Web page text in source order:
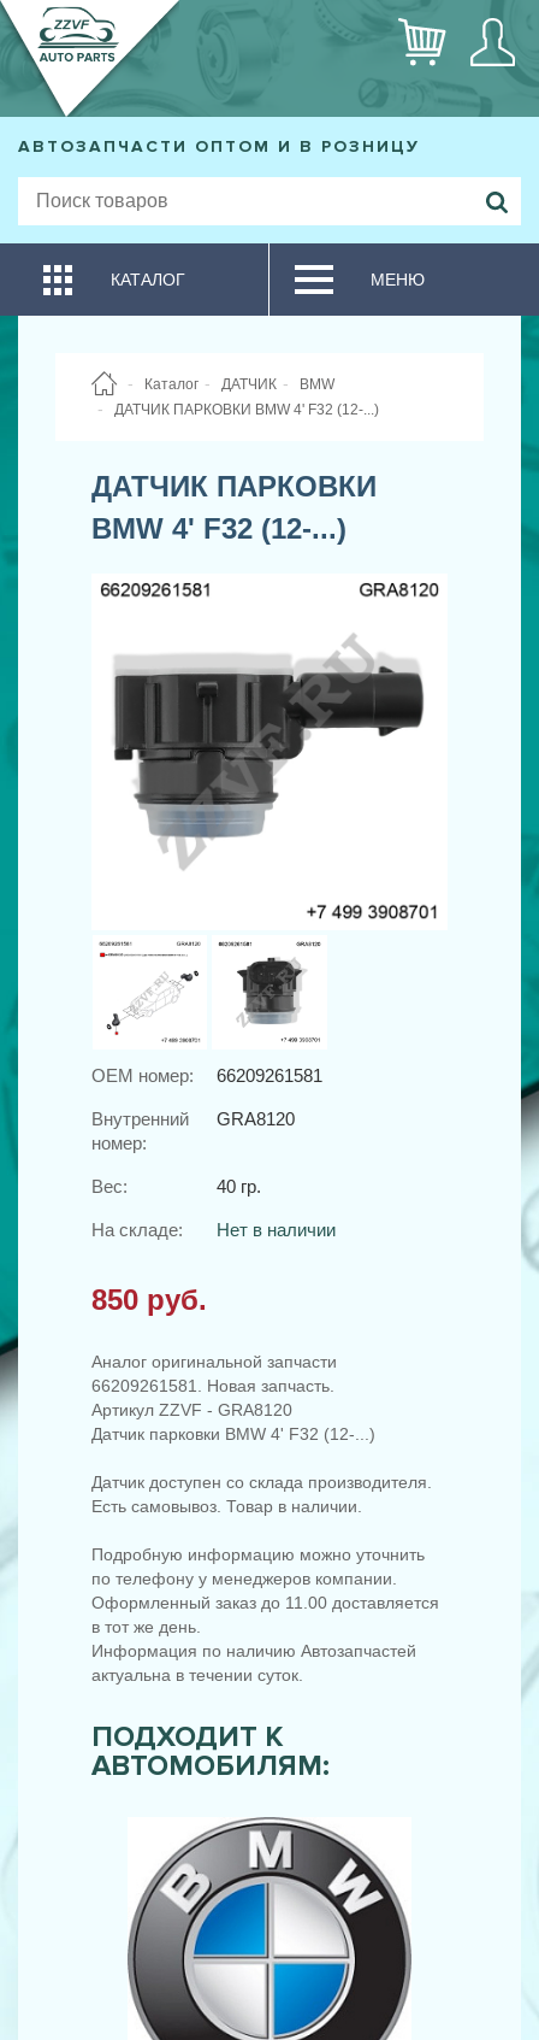
АВТОЗАПЧАСТИ ОПТОМ И В РОЗНИЦУ
КАТАЛОГ МЕНЮ
Каталог ДАТЧИК
BMW
ДАТЧИК ПАРКОВКИ BMW 4' F32 (12-...)
ДАТЧИК ПАРКОВКИ
BMW 4' F32 (12-...)
OEM номер: 66209261581
Внутренний
номер:
GRA8120
Вес: 40 гр.
На складе: Нет в наличии
850 руб.
Аналог оригинальной запчасти
66209261581. Новая запчасть.
Артикул ZZVF - GRA8120
Датчик парковки BMW 4' F32 (12-...)
Датчик доступен со склада производителя.
Есть самовывоз. Товар в наличии.
Подробную информацию можно уточнить
по телефону у менеджеров компании.
Оформленный заказ до 11.00 доставляется
в тот же день.
Информация по наличию Автозапчастей
актуальна в течении суток.
ПОДХОДИТ К
АВТОМОБИЛЯМ: